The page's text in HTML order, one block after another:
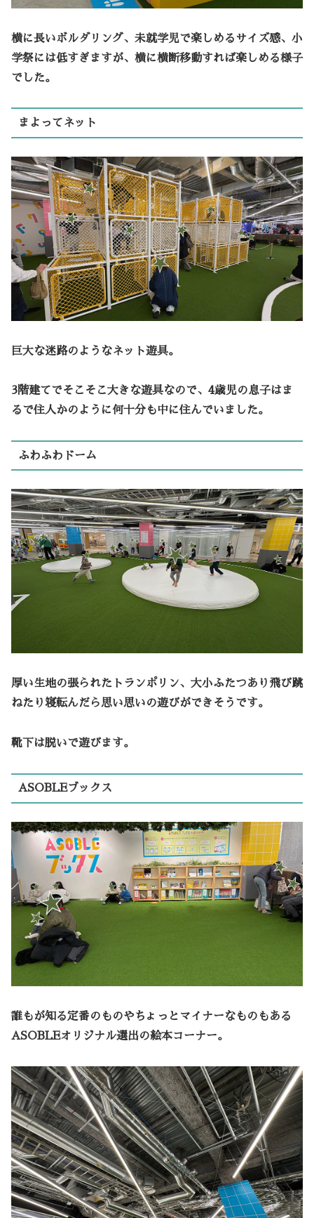
横に長いボルダリング、未就学児で楽しめるサイズ感、小
学祭には低すぎますが、横に横断移動すれば楽しめる様子
でした。
まよってネット
巨大な迷路のようなネット遊具。
3階建てでそこそこ大きな遊具なので、4歳児の息子はま
るで住人かのように何十分も中に住んでいました。
ふわふわドーム
厚い生地の張られたトランポリン、大小ふたつあり飛び跳
ねたり寝転んだら思い思いの遊びができそうです。
靴下は脱いで遊びます。
ASOBLEブックス
誰もが知る定番のものやちょっとマイナーなものもある
ASOBLEオリジナル選出の絵本コーナー。